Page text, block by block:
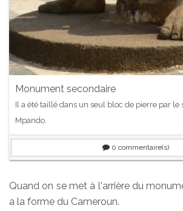
Monument secondaire
Il a été taillé dans un seul bloc de pierre par le
Mpando.
0 commentaire(s)
Quand on se met à l'arrière du
a la forme du Cameroun.